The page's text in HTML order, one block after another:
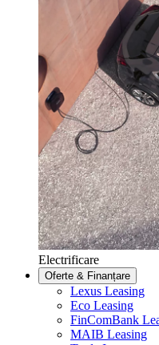
Electrificare
Oferte & Finanțare
Lexus Leasing
Eco Leasing
FinComBank
MAIB Leasing